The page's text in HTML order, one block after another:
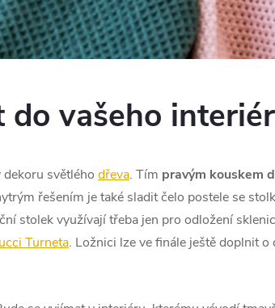
vašeho
dekoru světlého dřeva. Tím pravým kouskem
řešením je také sladit čelo postele se
stolek využívají třeba jen pro odložení
Turneta. Ložnici lze ve finále ještě doplnit o